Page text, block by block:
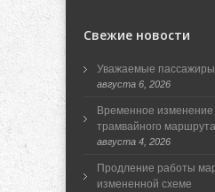
Свежие новости
Уважаемые
августа 6, 2026
Временное
трамвайного
августа 4, 2026
Продление работы
измененной схеме